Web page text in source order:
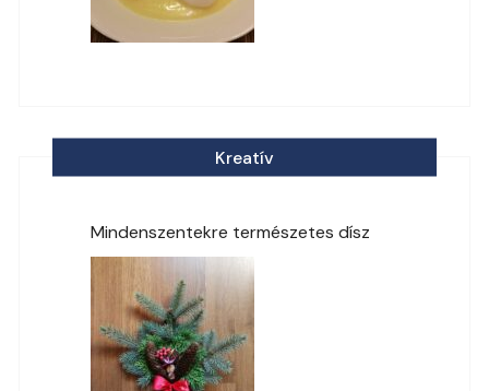
Kreatív
Mindenszentekre természetes dísz